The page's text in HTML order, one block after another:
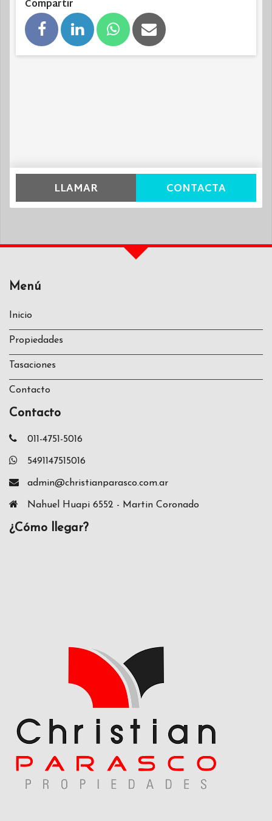
Menú
Inicio
Propiedades
Tasaciones
Contacto
Contacto
011-4751-5016
5491147515016
admin@christianparasco.com.ar
Nahuel Huapi 6552 - Martin Coronado
¿Cómo llegar?